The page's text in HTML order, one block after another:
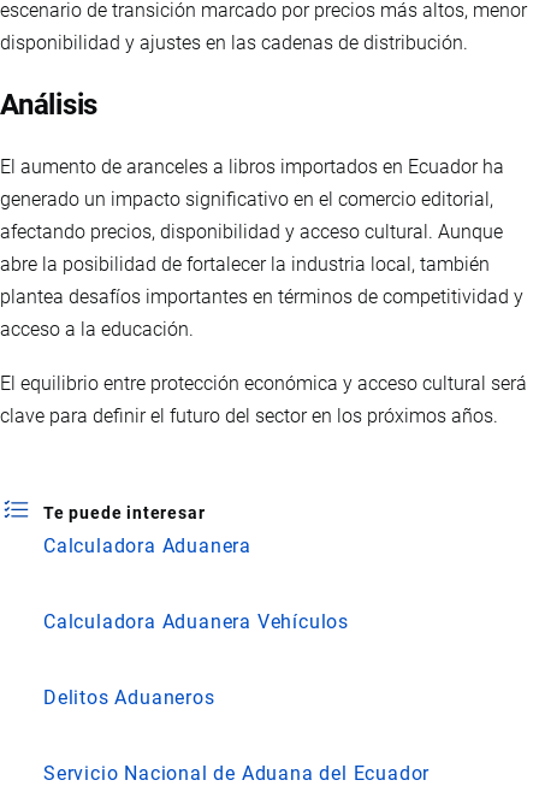
escenario de transición marcado por precios más altos, menor
disponibilidad y ajustes en las cadenas de distribución.
Análisis
El aumento de aranceles a libros importados en Ecuador ha
generado un impacto significativo en el comercio editorial,
afectando precios, disponibilidad y acceso cultural. Aunque
abre la posibilidad de fortalecer la industria local, también
plantea desafíos importantes en términos de competitividad y
acceso a la educación.
El equilibrio entre protección económica y acceso cultural será
clave para definir el futuro del sector en los próximos años.
Te puede interesar
Calculadora Aduanera
Calculadora Aduanera Vehículos
Delitos Aduaneros
Servicio Nacional de Aduana del Ecuador